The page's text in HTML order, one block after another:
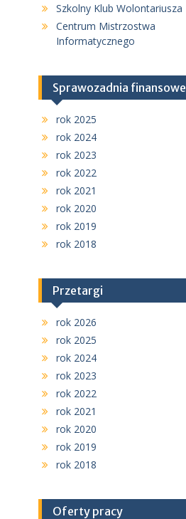
Szkolny Klub Wolontariusza
Centrum Mistrzostwa
Informatycznego
Sprawozadnia finansowe
rok 2025
rok 2024
rok 2023
rok 2022
rok 2021
rok 2020
rok 2019
rok 2018
Przetargi
rok 2026
rok 2025
rok 2024
rok 2023
rok 2022
rok 2021
rok 2020
rok 2019
rok 2018
Oferty pracy